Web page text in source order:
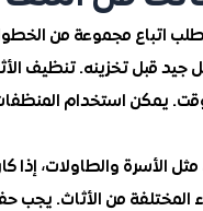
اتباع مجموعة من
قبل تخزينه. تنظيف
يمكن استخدام
مثل الأسرة والطاولات،
من الأثاث. يجب